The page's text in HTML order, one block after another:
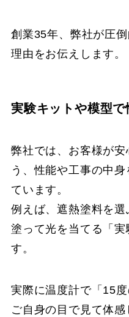
創業35年、弊社が圧
理由をお伝えします。
実験キットや模型で
弊社では、お客様が
う、性能や工事の中
ています。
例えば、遮熱塗料を
塗って光を当てる「
す。
実際に温度計で「15
ご自身の目で見て体